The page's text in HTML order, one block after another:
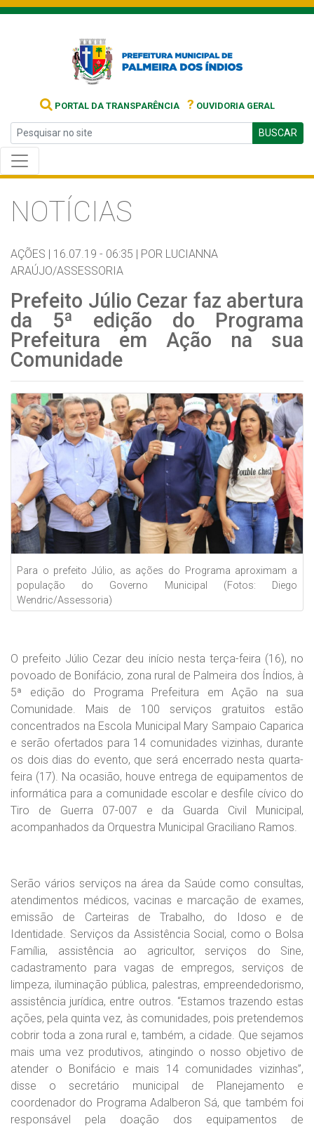
PORTAL DA TRANSPARÊNCIA ? OUVIDORIA GERAL
BUSCAR
NOTÍCIAS
AÇÕES | 16.07.19 - 06:35 | POR LUCIANNA
ARAÚJO/ASSESSORIA
Prefeito Júlio Cezar faz abertura
da 5ª edição do Programa
Prefeitura em Ação na sua
Comunidade
Para o prefeito Júlio, as ações do Programa aproximam a
população do Governo Municipal (Fotos: Diego
Wendric/Assessoria)
O prefeito Júlio Cezar deu início nesta terça-feira (16), no
povoado de Bonifácio, zona rural de Palmeira dos Índios, à
5ª edição do Programa Prefeitura em Ação na sua
Comunidade. Mais de 100 serviços gratuitos estão
concentrados na Escola Municipal Mary Sampaio Caparica
e serão ofertados para 14 comunidades vizinhas, durante
os dois dias do evento, que será encerrado nesta quarta-
feira (17). Na ocasião, houve entrega de equipamentos de
informática para a comunidade escolar e desfile cívico do
Tiro de Guerra 07-007 e da Guarda Civil Municipal,
acompanhados da Orquestra Municipal Graciliano Ramos.
Serão vários serviços na área da Saúde como consultas,
atendimentos médicos, vacinas e marcação de exames,
emissão de Carteiras de Trabalho, do Idoso e de
Identidade. Serviços da Assistência Social, como o Bolsa
Família, assistência ao agricultor, serviços do Sine,
cadastramento para vagas de empregos, serviços de
limpeza, iluminação pública, palestras, empreendedorismo,
assistência jurídica, entre outros. “Estamos trazendo estas
ações, pela quinta vez, às comunidades, pois pretendemos
cobrir toda a zona rural e, também, a cidade. Que sejamos
mais uma vez produtivos, atingindo o nosso objetivo de
atender o Bonifácio e mais 14 comunidades vizinhas”,
disse o secretário municipal de Planejamento e
coordenador do Programa Adalberon Sá, que também foi
responsável pela doação dos equipamentos de